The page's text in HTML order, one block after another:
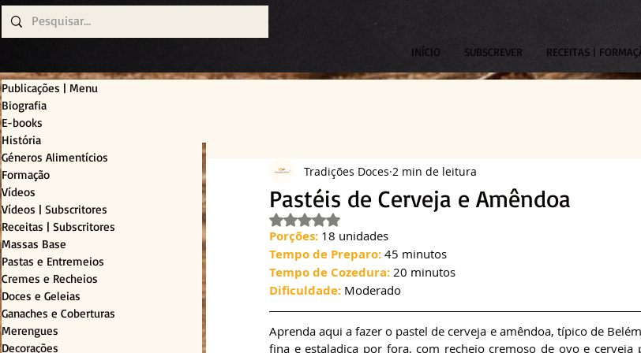
INÍCIO SUBSCREVER RECEITAS |
Publicações | Menu
Biografia
E-books
História
Géneros Alimentícios
Formação
Vídeos
Vídeos | Subscritores
Receitas | Subscritores
Massas Base
Pastas e Entremeios
Cremes e Recheios
Doces e Geleias
Ganaches e Coberturas
Merengues
Decorações
Pastéis de Cerveja e Amêndoa
Tradições Doces 2 min de leitura
Avaliado com NaN de 5 estrelas.
Porções: 18 unidades
Tempo de Preparo: 45 minutos
Tempo de Cozedura: 20 minutos
Dificuldade: Moderado
Aprenda aqui a fazer o pastel de cerveja e amêndoa, típico de
fina e estaladiça por fora, com recheio cremoso de ovo e cerveja